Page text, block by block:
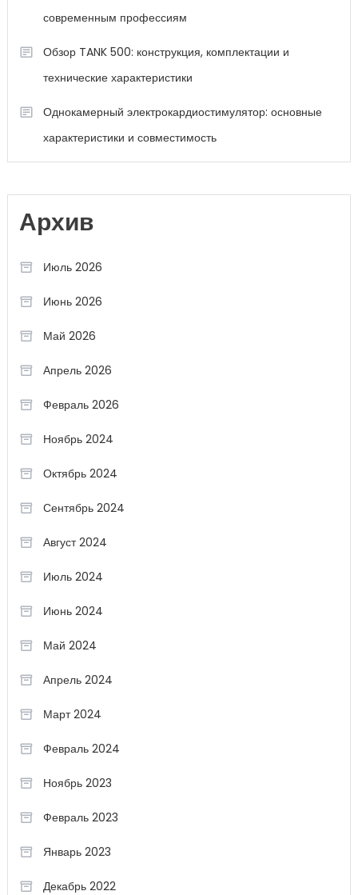
современным профессиям
Обзор TANK 500: конструкция, комплектации и
технические характеристики
Однокамерный электрокардиостимулятор: основные
характеристики и совместимость
Архив
Июль 2026
Июнь 2026
Май 2026
Апрель 2026
Февраль 2026
Ноябрь 2024
Октябрь 2024
Сентябрь 2024
Август 2024
Июль 2024
Июнь 2024
Май 2024
Апрель 2024
Март 2024
Февраль 2024
Ноябрь 2023
Февраль 2023
Январь 2023
Декабрь 2022